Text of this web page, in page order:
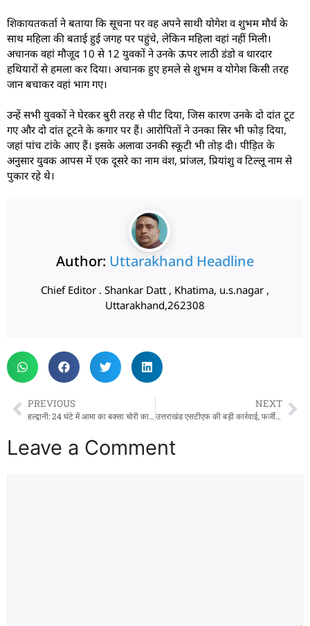
शिकायतकर्ता ने बताया कि सूचना पर वह अपने साथी योगेश व शुभम मौर्य के
साथ महिला की बताई हुई जगह पर पहुंचे, लेकिन महिला वहां नहीं मिली।
अचानक वहां मौजूद 10 से 12 युवकों ने उनके ऊपर लाठी डंडो व धारदार
हथियारों से हमला कर दिया। अचानक हुए हमले से शुभम व योगेश किसी तरह
जान बचाकर वहां भाग गए।
उन्हें सभी युवकों ने घेरकर बुरी तरह से पीट दिया, जिस कारण उनके दो दांत टूट
गए और दो दांत टूटने के कगार पर हैं। आरोपितों ने उनका सिर भी फोड़ दिया,
जहां पांच टांके आए हैं। इसके अलावा उनकी स्कूटी भी तोड़ दी। पीड़ित के
अनुसार युवक आपस में एक दूसरे का नाम वंश, प्रांजल, प्रियांशु व टिल्लू नाम से
पुकार रहे थे।
Author: Uttarakhand Headline
Chief Editor . Shankar Datt , Khatima, u.s.nagar ,
Uttarakhand,262308
PREVIOUS
हल्द्वानी: 24 घंटे में आमा का बक्सा चोरी का खुलासा, स्मैक तस्करी का भंडाफोड़
NEXT
उत्तराखंड एसटीएफ की बड़ी कार्रवाई, फर्जी शस्त्र लाइसेंस गिरोह का भंडाफोड़
Leave a Comment